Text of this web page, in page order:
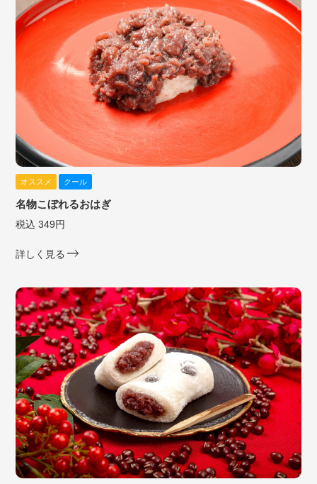
オススメ クール
名物こぼれるおはぎ
税込 349円
詳しく見る